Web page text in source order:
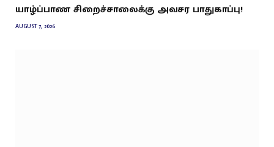
யாழ்ப்பாண சிறைச்சாலைக்கு அவசர பாதுகாப்பு!
AUGUST 7, 2026